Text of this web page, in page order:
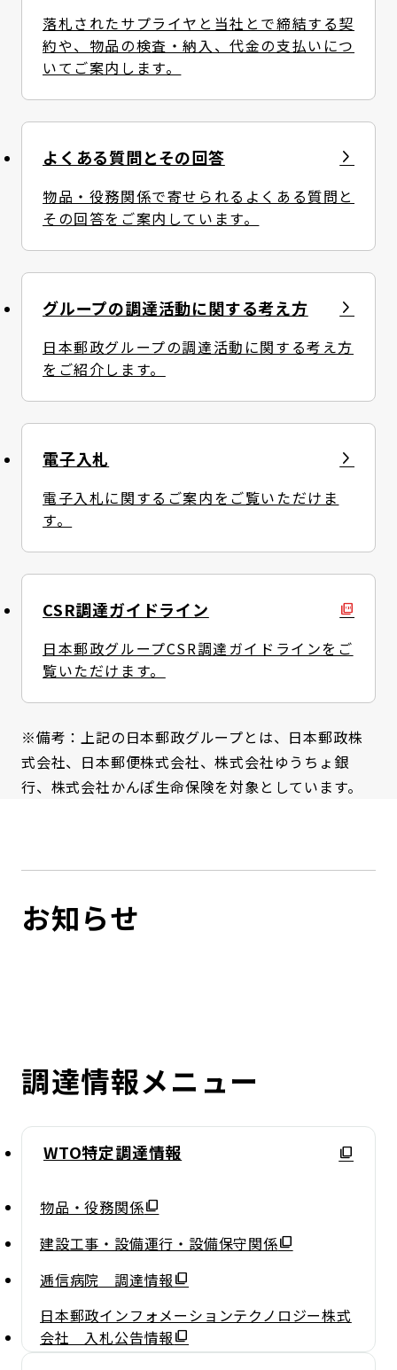
落札されたサプライヤと当社とで締結する契
約や、物品の検査・納入、代金の支払いにつ
いてご案内します。
よくある質問とその回答
物品・役務関係で寄せられるよくある質問と
その回答をご案内しています。
グループの調達活動に関する考え方
日本郵政グループの調達活動に関する考え方
をご紹介します。
電子入札
電子入札に関するご案内をご覧いただけま
す。
CSR調達ガイドライン
日本郵政グループCSR調達ガイドラインをご
覧いただけます。
※備考：上記の日本郵政グループとは、日本郵政株
式会社、日本郵便株式会社、株式会社ゆうちょ銀
行、株式会社かんぽ生命保険を対象としています。
お知らせ
調達情報メニュー
WTO特定調達情報
物品・役務関係
建設工事・設備運行・設備保守関係
逓信病院 調達情報
日本郵政インフォメーションテクノロジー株式
会社 入札公告情報